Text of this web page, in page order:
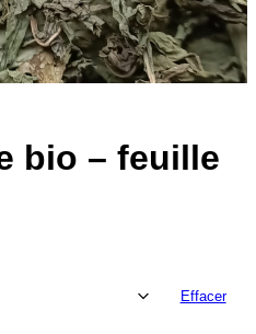
bio – feuille
Effacer